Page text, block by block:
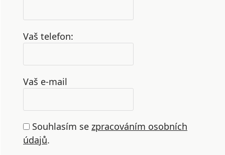
Vaš telefon:
Vaš e-mail
Souhlasím se zpracováním osobních
údajů.